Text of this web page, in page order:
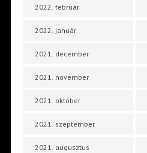
2022. február
2022. január
2021. december
2021. november
2021. október
2021. szeptember
2021. augusztus